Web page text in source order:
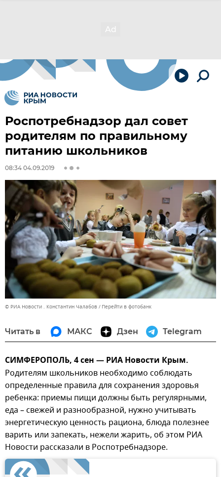
Роспотребнадзор дал совет
родителям по правильному
питанию школьников
08:34 04.09.2019
© РИА Новости . Константин Чалабов Перейти в фотобанк
Читать в МАКС Дзен Telegram
СИМФЕРОПОЛЬ, 4 сен — РИА Новости Крым.
Родителям школьников необходимо соблюдать
определенные правила для сохранения здоровья
ребенка: приемы пищи должны быть регулярными,
еда – свежей и разнообразной, нужно учитывать
энергетическую ценность рациона, блюда полезнее
варить или запекать, нежели жарить, об этом РИА
Новости рассказали в Роспотребнадзоре.